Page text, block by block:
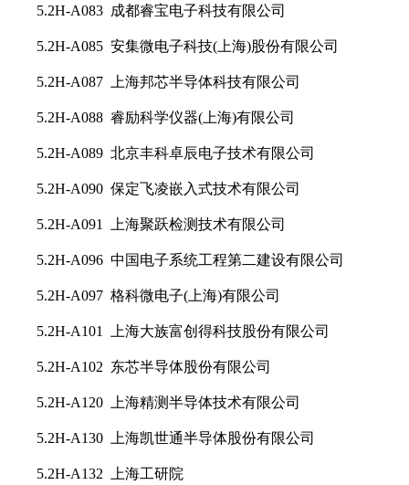
5.2H-A083 成都睿宝电子科技有限公司
5.2H-A085 安集微电子科技(上海)股份有限公司
5.2H-A087 上海邦芯半导体科技有限公司
5.2H-A088 睿励科学仪器(上海)有限公司
5.2H-A089 北京丰科卓辰电子技术有限公司
5.2H-A090 保定飞凌嵌入式技术有限公司
5.2H-A091 上海聚跃检测技术有限公司
5.2H-A096 中国电子系统工程第二建设有限公司
5.2H-A097 格科微电子(上海)有限公司
5.2H-A101 上海大族富创得科技股份有限公司
5.2H-A102 东芯半导体股份有限公司
5.2H-A120 上海精测半导体技术有限公司
5.2H-A130 上海凯世通半导体股份有限公司
5.2H-A132 上海工研院